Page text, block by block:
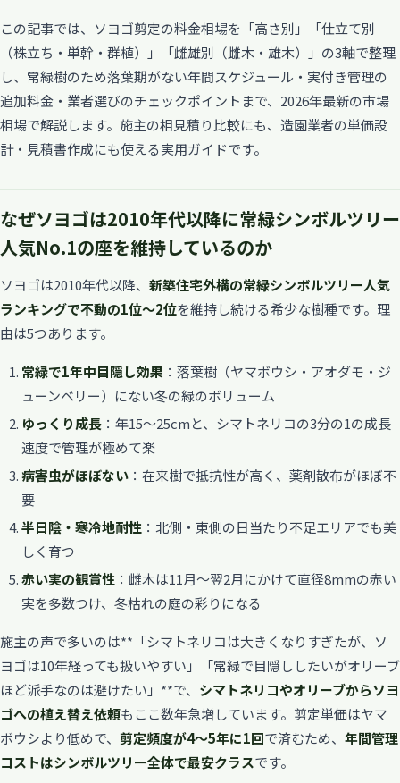
この記事では、ソヨゴ剪定の料金相場を「高さ別」「仕立て別
（株立ち・単幹・群植）」「雌雄別（雌木・雄木）」の3軸で整理
し、常緑樹のため落葉期がない年間スケジュール・実付き管理の
追加料金・業者選びのチェックポイントまで、2026年最新の市場
相場で解説します。施主の相見積り比較にも、造園業者の単価設
計・見積書作成にも使える実用ガイドです。
なぜソヨゴは2010年代以降に常緑シンボルツリー
人気No.1の座を維持しているのか
ソヨゴは2010年代以降、 新築住宅外構の常緑シンボルツリー人気
ランキングで不動の1位〜2位を維持し続ける希少な樹種です。理
由は5つあります。
常緑で1年中目隠し効果 ：落葉樹（ヤマボウシ・アオダモ・ジ
ューンベリー）にない冬の緑のボリューム
ゆっくり成長 ：年15〜25cmと、シマトネリコの3分の1の成長
速度で管理が極めて楽
病害虫がほぼない ：在来樹で抵抗性が高く、薬剤散布がほぼ不
要
半日陰・寒冷地耐性 ：北側・東側の日当たり不足エリアでも美
しく育つ
赤い実の観賞性 ：雌木は11月〜翌2月にかけて直径8mmの赤い
実を多数つけ、冬枯れの庭の彩りになる
施主の声で多いのは**「シマトネリコは大きくなりすぎたが、ソ
ヨゴは10年経っても扱いやすい」「常緑で目隠ししたいがオリーブ
ほど派手なのは避けたい」**で、 シマトネリコやオリーブからソヨ
ゴへの植え替え依頼もここ数年急増しています。剪定単価はヤマ
ボウシより低めで、 剪定頻度が4〜5年に1回で済むため、 年間管理
コストはシンボルツリー全体で最安クラスです。